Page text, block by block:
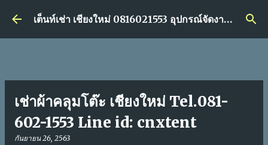
ข้ามไปที่เนื้อหาหลัก เต็นท์เช่า เชียงใหม่ 0816021553 อุปกรณ์จัดงานอีเว้นท์เช่า ราคาส่ง
เช่าผ้าคลุมโต๊ะ เชียงใหม่ Tel.081-
602-1553 Line id: cnxtent
กันยายน 26, 2563